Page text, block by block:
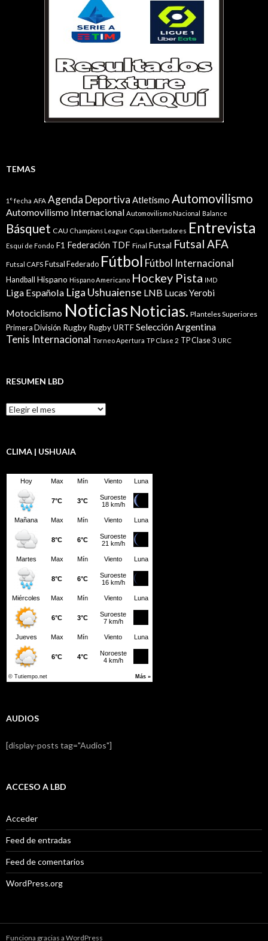
TEMAS
1° fecha AFA Agenda Deportiva Atletismo Automovilismo
Automovilismo Internacional Automovilismo Nacional Balance
Básquet CAU Champions League Copa Libertadores Entrevista
Esquí de Fondo F1 Federación TDF Final Futsal Futsal AFA
Futsal CAFS Futsal Federado Fútbol Fútbol Internacional
Handball Hispano Hispano Americano Hockey Pista IMD
Liga Española Liga Ushuaiense LNB Lucas Yerobi
Motociclismo Noticias Noticias. Planteles Superiores
Primera División Rugby Rugby URTFSelección Argentina
Tenis Internacional Torneo Apertura TP Clase 2 TP Clase 3 URC
RESUMEN LBD
Resumen
LBD
CLIMA | USHUAIA
AUDIOS
[display-posts tag="Audios"]
ACCESO A LBD
Acceder
Feed de entradas
Feed de comentarios
WordPress.org
Funciona gracias a WordPress